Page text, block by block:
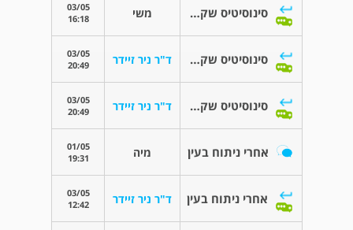
סינוסיטיס שקט שהשפיע על העין משי
03/05
16:18
סינוסיטיס שקט שהשפיע על העין ד"ר ניר זיידר
03/05
20:49
סינוסיטיס שקט שהשפיע על העין ד"ר ניר זיידר
03/05
20:49
אחרי ניתוח בעין מיה
01/05
19:31
אחרי ניתוח בעין ד"ר ניר זיידר
03/05
12:42